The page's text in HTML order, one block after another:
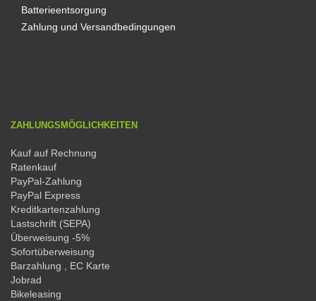
Batterieentsorgung
Zahlung und Versandbedingungen
ZAHLUNGSMÖGLICHKEITEN
Kauf auf Rechnung
Ratenkauf
PayPal-Zahlung
PayPal Express
Kreditkartenzahlung
Lastschrift (SEPA)
Überweisung -5%
Sofortüberweisung
Barzahlung , EC Karte
Jobrad
Bikeleasing